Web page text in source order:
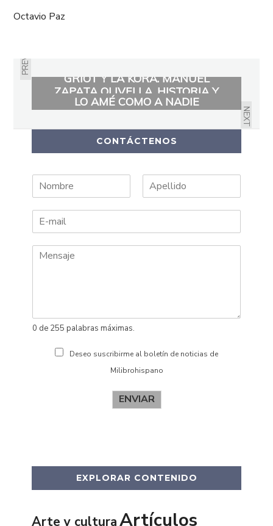
Octavio Paz
PREVIOUS
GRIOT Y LA KORA. MANUEL
ZAPATA OLIVELLA. HISTORIA Y
PENSAMIENTO
NEXT
LO AMÉ COMO A NADIE
CONTÁCTENOS
o
b
p
l
0 de 255 palabras máximas.
Deseo suscribirme al boletín de noticias de
Milibrohispano
ENVIAR
EXPLORAR CONTENIDO
Arte y culturaArtículos